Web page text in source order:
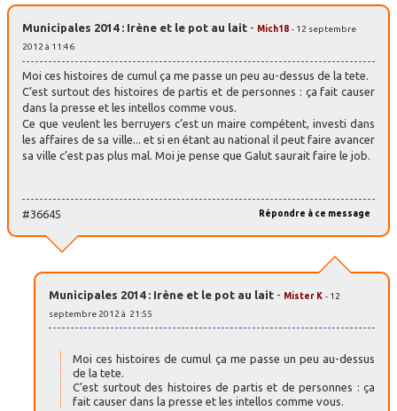
Municipales 2014 : Irène et le pot au lait - Mich18 - 12 septembre
2012 à 11:46
Moi ces histoires de cumul ça me passe un peu au-dessus de la tete.
C’est surtout des histoires de partis et de personnes : ça fait causer
dans la presse et les intellos comme vous.
Ce que veulent les berruyers c’est un maire compétent, investi dans
les affaires de sa ville... et si en étant au national il peut faire avancer
sa ville c’est pas plus mal. Moi je pense que Galut saurait faire le job.
Répondre à ce message
#36645
Municipales 2014 : Irène et le pot au lait - Mister K - 12
septembre 2012 à 21:55
Moi ces histoires de cumul ça me passe un peu au-dessus
de la tete.
C’est surtout des histoires de partis et de personnes : ça
fait causer dans la presse et les intellos comme vous.